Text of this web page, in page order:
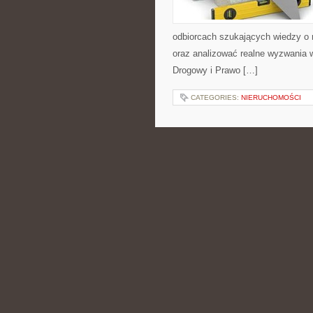
odbiorcach szukających wiedzy
oraz analizować realne wyzwania
Drogowy i Prawo […]
CATEGORIES: NIERUCHOMOŚCI